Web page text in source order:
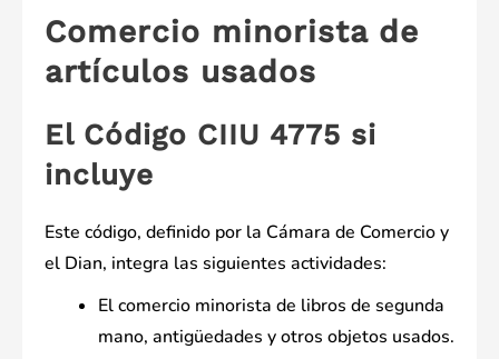
Comercio minorista de
artículos usados ​​
El Código CIIU 4775 si
incluye
Este código, definido por la Cámara de Comercio y
el Dian, integra las siguientes actividades:
El comercio minorista de libros de segunda
mano, antigüedades y otros objetos usados.